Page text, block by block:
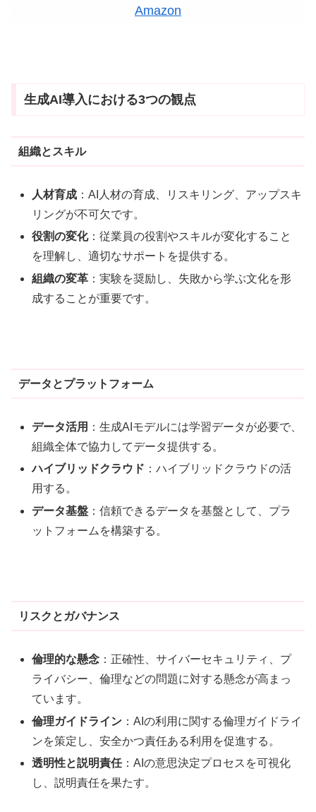
Amazon
生成AI導入における3つの観点
組織とスキル
人材育成 ：AI人材の育成、リスキリング、アップスキ
リングが不可欠です。
役割の変化：従業員の役割やスキルが変化すること
を理解し、適切なサポートを提供する 。
組織の変革 ：実験を奨励し、失敗から学ぶ文化を形
成することが重要です。
データとプラットフォーム
データ活用 ：生成AIモデルには学習データが必要で、
組織全体で協力してデータ提供する。
ハイブリッドクラウド ：ハイブリッドクラウドの活
用する。
データ基盤 ：信頼できるデータを基盤として、プラ
ットフォームを構築する 。
リスクとガバナンス
倫理的な懸念 ： 正確性、サイバーセキュリティ、プ
ライバシー、倫理などの問題に対する懸念が高まっ
ています。
倫理ガイドライン ：AIの利用に関する倫理ガイドライ
ンを策定し、安全かつ責任ある利用を促進する 。
透明性と説明責任：AIの意思決定プロセスを可視化
し、説明責任を果たす。